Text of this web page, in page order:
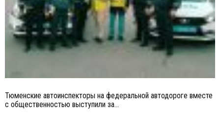
Тюменские автоинспекторы на федеральной автодороге вместе
с общественностью выступили за...